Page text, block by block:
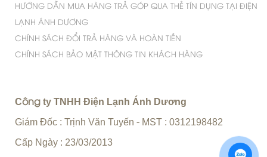
HƯỚNG DẪN MUA HÀNG TRẢ GÓP QUA THẺ TÍN DỤNG TẠI ĐIỆN
LẠNH ÁNH DƯƠNG
CHÍNH SÁCH ĐỔI TRẢ HÀNG VÀ HOÀN TIỀN
CHÍNH SÁCH BẢO MẬT THÔNG TIN KHÁCH HÀNG
Công ty TNHH Điện Lạnh Ánh Dương
Giám Đốc : Trịnh Văn Tuyến - MST : 0312198482
Cấp Ngày : 23/03/2013